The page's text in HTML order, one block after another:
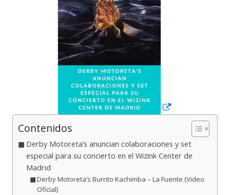
Contenidos
Derby Motoreta’s anuncian colaboraciones y set
especial para su concierto en el Wizink Center de
Madrid
Derby Motoreta’s Burrito Kachimba – La Fuente (Video
Oficial)